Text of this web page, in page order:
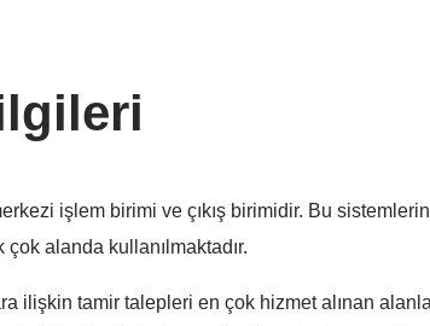
işlem birimi ve çıkış birimidir. Bu
alanda kullanılmaktadır.
ilişkin tamir talepleri en çok hizmet alınan